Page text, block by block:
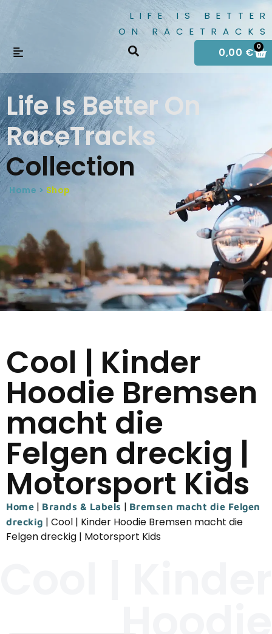
LIFE IS BETTER
ON RACETRACKS
0,00 € 0
Life Is Better On
RaceTracks
Collection
Home > Shop
Cool | Kinder
Hoodie Bremsen
macht die
Felgen dreckig |
Motorsport Kids
Home | Brands & Labels | Bremsen macht die Felgen
dreckig | Cool | Kinder Hoodie Bremsen macht die
Felgen dreckig | Motorsport Kids